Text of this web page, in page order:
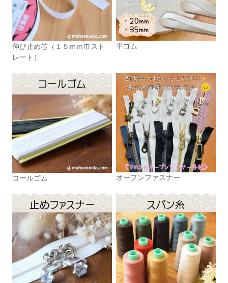
伸び止め芯（１５ｍｍ巾スト
レート）
平ゴム
コールゴム オープンファスナー